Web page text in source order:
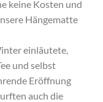
keine Kosten und
Hängematte
einläutete,
und selbst
Eröffnung
auch die